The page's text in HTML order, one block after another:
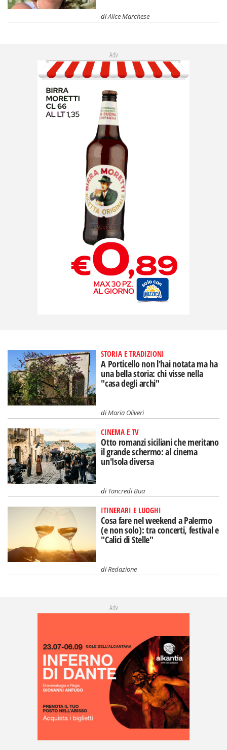
diAlice Marchese
Adv
STORIA E TRADIZIONI
A Porticello non l'hai notata ma ha
una bella storia: chi visse nella
"casa degli archi"
diMaria Oliveri
CINEMA E TV
Otto romanzi siciliani che meritano
il grande schermo: al cinema
un'Isola diversa
diTancredi Bua
ITINERARI E LUOGHI
Cosa fare nel weekend a Palermo
(e non solo): tra concerti, festival e
"Calici di Stelle"
diRedazione
Adv